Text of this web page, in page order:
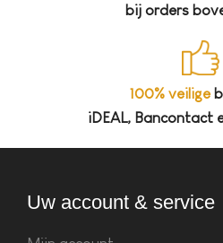
bij orders
100% veilige
iDEAL, Bancontact
Uw account & service